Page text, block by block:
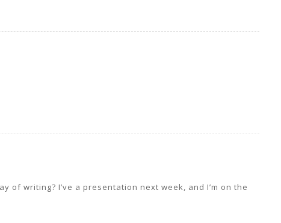
writing? I’ve a presentation next week, and I’m on the